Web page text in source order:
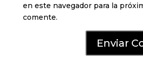
en este navegador para la
comente.